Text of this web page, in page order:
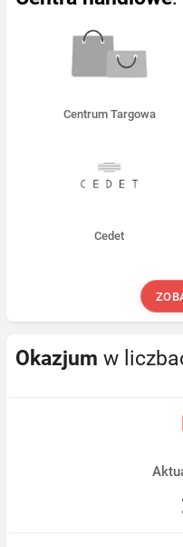
Centrum Targowa
Cedet
Okazjum w